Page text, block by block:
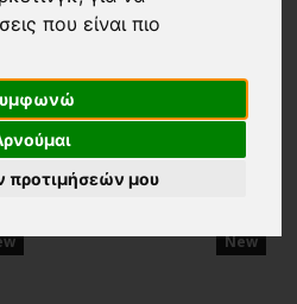
που είναι πιο
προτιμήσεών μου
Vittorio
Βερμούδα Vittorio Rodio μαύρη
48,67€
New